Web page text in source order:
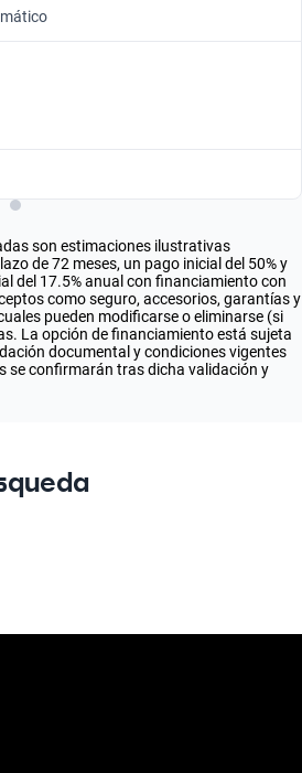
son estimaciones ilustrativas
de 72 meses, un pago inicial del 50% y
del 17.5% anual con financiamiento con
como seguro, accesorios, garantías y
pueden modificarse o eliminarse (si
La opción de financiamiento está sujeta
documental y condiciones vigentes
se confirmarán tras dicha validación y